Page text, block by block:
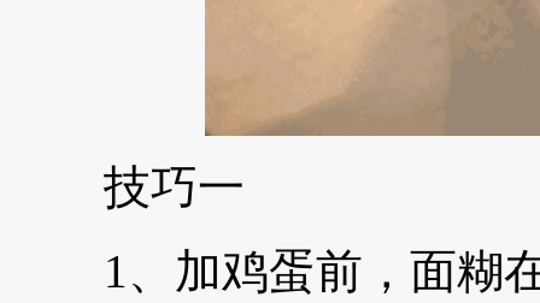
技巧一
1、加鸡蛋前，面糊在